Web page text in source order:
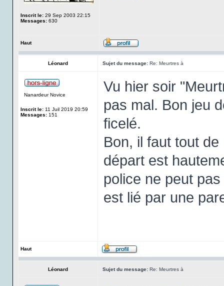
Inscrit le: 29 Sep 2003 22:15
Messages: 630
Haut
Léonard Sujet du message: Re: Meurtres à
Nanardeur Novice
Inscrit le: 11 Juil 2019 20:59
Messages: 151
Vu hier soir
pas mal. Bon jeu
ficelé.
Bon, il faut tout
départ est
police ne peut
est lié par une
Haut
Léonard Sujet du message: Re: Meurtres à